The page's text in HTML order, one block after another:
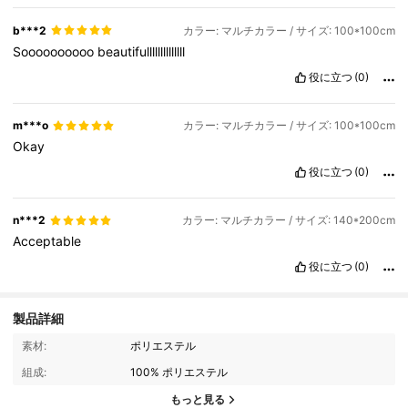
b***2 カラー: マルチカラー / サイズ: 100*100cm
Soooooooooo beautifullllllllllllll
役に立つ (0)
m***o カラー: マルチカラー / サイズ: 100*100cm
Okay
役に立つ (0)
n***2 カラー: マルチカラー / サイズ: 140*200cm
Acceptable
役に立つ (0)
製品詳細
素材:
ポリエステル
組成:
100% ポリエステル
もっと見る